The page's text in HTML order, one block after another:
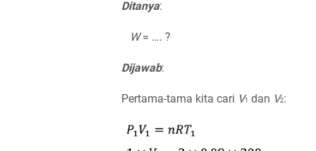
Ditanya:
W= …. ?
Dijawab:
Pertama-tama kita cari V1 dan V2: